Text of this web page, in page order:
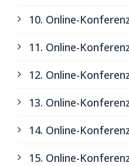
10. Online-
11. Online-
12. Online-
13. Online-
14. Online-
15. Online-